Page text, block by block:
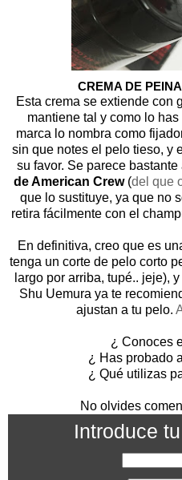
CREMA DE
Esta crema se extiende con
mantiene tal y como lo
marca lo nombra como
sin que notes el pelo tieso, y
su favor. Se parece bastante
de American Crew(del que
que lo sustituye, ya que no
retira fácilmente con el
En definitiva, creo que es
tenga un corte de pelo corto
largo por arriba, tupé.. jeje),
Shu Uemura ya te
ajustan a tu pelo.
¿ Conoces
¿ Has probado
¿ Qué utilizas
No olvides
Introduce